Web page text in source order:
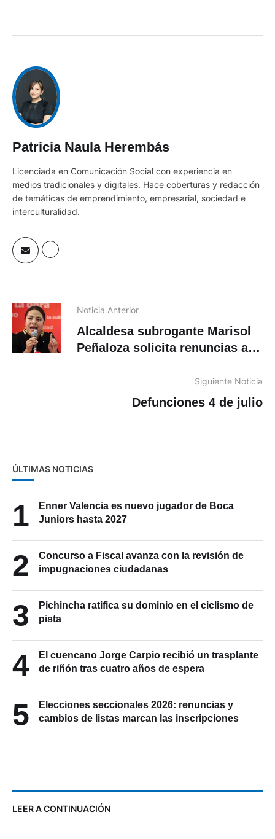
Patricia Naula Herembás
Licenciada en Comunicación Social con experiencia en
medios tradicionales y digitales. Hace coberturas y redacción
de temáticas de emprendimiento, empresarial, sociedad e
interculturalidad.
Noticia Anterior
Alcaldesa subrogante Marisol
Peñaloza solicita renuncias a
Siguiente Noticia
Defunciones 4 de julio
ÚLTIMAS NOTICIAS
1
Enner Valencia es nuevo jugador de Boca
Juniors hasta 2027
2
Concurso a Fiscal avanza con la revisión de
impugnaciones ciudadanas
3
Pichincha ratifica su dominio en el ciclismo de
pista
4
El cuencano Jorge Carpio recibió un trasplante
de riñón tras cuatro años de espera
5
Elecciones seccionales 2026: renuncias y
cambios de listas marcan las inscripciones
LEER A CONTINUACIÓN